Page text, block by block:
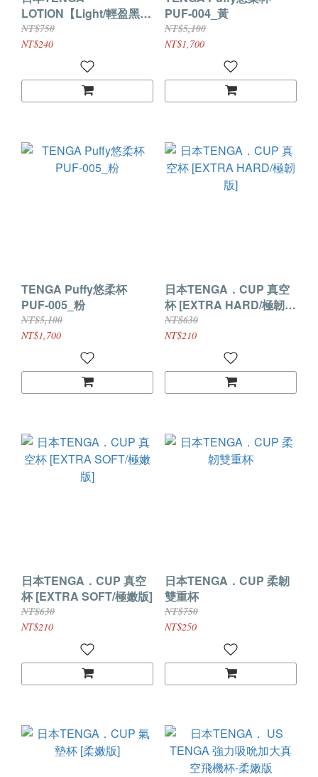
LOTION【Light/輕盈黑】
新杯趣專用潤滑液 清晰型
潤滑液_170ML
NT$750
NT$240
PUF-004_黃
NT$5,100
NT$1,700
TENGA Puffy悠柔杯
PUF-005_粉
NT$5,100
NT$1,700
日本TENGA．CUP 真空
杯 [EXTRA HARD/極韌
版]
NT$630
NT$210
日本TENGA．CUP 真空
杯 [EXTRA SOFT/極嫩版]
NT$630
NT$210
日本TENGA．CUP 柔韌
雙重杯
NT$750
NT$250